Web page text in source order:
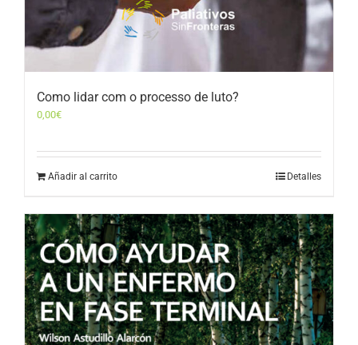
Como lidar com o processo de luto?
0,00€
Añadir al carrito Detalles